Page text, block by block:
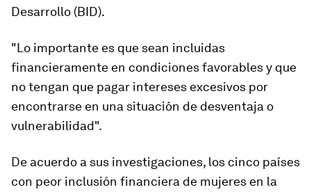
Desarrollo (BID).
"Lo importante es que sean incluidas
financieramente en condiciones favorables y que
no tengan que pagar intereses excesivos por
encontrarse en una situación de desventaja o
vulnerabilidad".
De acuerdo a sus investigaciones, los cinco países
con peor inclusión financiera de mujeres en la